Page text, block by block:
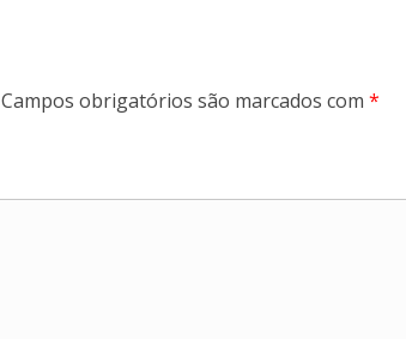
Campos obrigatórios são marcados com *